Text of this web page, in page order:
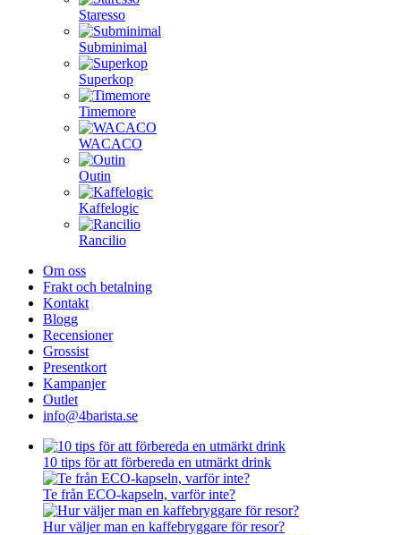
Staresso
Subminimal
Superkop
Timemore
WACACO
Outin
Kaffelogic
Rancilio
Om oss
Frakt och betalning
Kontakt
Blogg
Recensioner
Grossist
Presentkort
Kampanjer
Outlet
info@4barista.se
10 tips för att förbereda en utmärkt drink
Te från ECO-kapseln, varför inte?
Hur väljer man en kaffebryggare för resor?